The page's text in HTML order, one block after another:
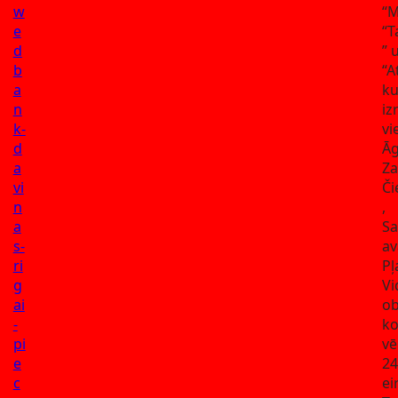
w
e
d
b
a
n
k-
d
a
vi
n
a
s-
ri
g
ai
-
pi
e
c
”
,